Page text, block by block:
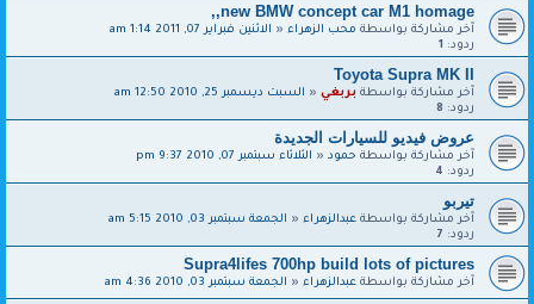
new BMW concept car M1 homage,,
آخر مشاركة بواسطةمحب الزهراء« الاثنين فبراير 07, 2011 1:14 am
ردود:
Toyota Supra MK II
آخر مشاركة بواسطةبربغي« السبت ديسمبر 25, 2010 12:50 am
ردود: 8
عروض فيديو للسيارات الجديدة
آخر مشاركة بواسطةحمود« الثلاثاء سبتمبر 07, 2010 9:37 pm
ردود: 4
تيربو
آخر مشاركة بواسطةعبدالزهراء« الجمعة سبتمبر 03, 2010 5:15 am
ردود: 7
Supra4lifes 700hp build lots of pictures
آخر مشاركة بواسطةعبدالزهراء« الجمعة سبتمبر 03, 2010 4:36 am